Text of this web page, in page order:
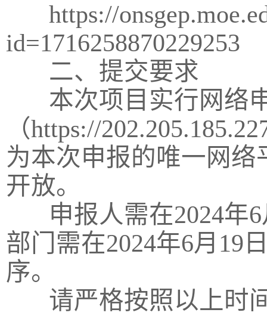
https://
id=1716258870229253
二、提交要求
本次项目实行网络
（https://
为本次申报的唯一网络
开放。
申报人需在2024年6
部门需在2024年6月19
序。
请严格按照以上时